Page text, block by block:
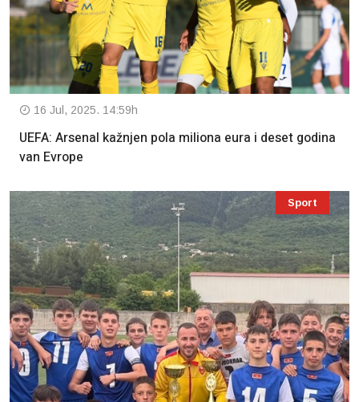
16 Jul, 2025. 14:59h
UEFA: Arsenal kažnjen pola miliona eura i deset godina
van Evrope
Sport